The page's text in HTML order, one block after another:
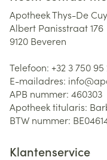
Apotheek Thys-De
Albert Panisstraat 176
9120 Beveren
Telefoon: +32 3 750 95
E-mailadres: info@
APB nummer: 460303
Apotheek titularis:
BTW nummer:
Klantenservice